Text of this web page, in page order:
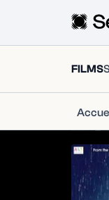
FILMS